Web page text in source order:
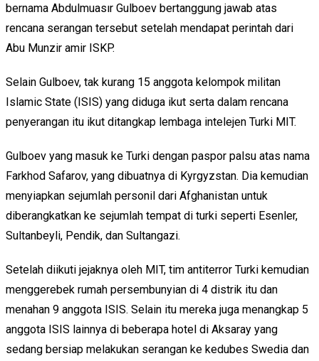
bernama Abdulmuasır Gulboev bertanggung jawab atas
rencana serangan tersebut setelah mendapat perintah dari
Abu Munzir amir ISKP.
Selain Gulboev, tak kurang 15 anggota kelompok militan
Islamic State (ISIS) yang diduga ikut serta dalam rencana
penyerangan itu ikut ditangkap lembaga intelejen Turki MIT.
Gulboev yang masuk ke Turki dengan paspor palsu atas nama
Farkhod Safarov, yang dibuatnya di Kyrgyzstan. Dia kemudian
menyiapkan sejumlah personil dari Afghanistan untuk
diberangkatkan ke sejumlah tempat di turki seperti Esenler,
Sultanbeyli, Pendik, dan Sultangazi.
Setelah diikuti jejaknya oleh MIT, tim antiterror Turki kemudian
menggerebek rumah persembunyian di 4 distrik itu dan
menahan 9 anggota ISIS. Selain itu mereka juga menangkap 5
anggota ISIS lainnya di beberapa hotel di Aksaray yang
sedang bersiap melakukan serangan ke kedubes Swedia dan